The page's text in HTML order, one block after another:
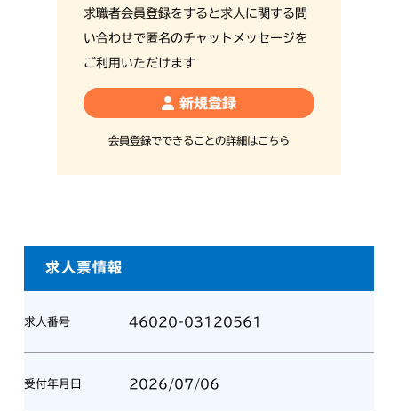
求職者会員登録をすると求人に関する問
い合わせで匿名のチャットメッセージを
ご利用いただけます
新規登録
会員登録でできることの詳細はこちら
求人票情報
求人番号 46020-03120561
受付年月日 2026/07/06